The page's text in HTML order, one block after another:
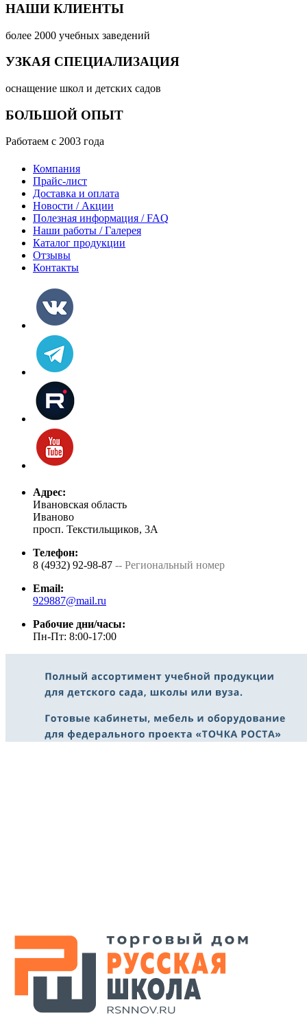
НАШИ КЛИЕНТЫ
более 2000 учебных заведений
УЗКАЯ СПЕЦИАЛИЗАЦИЯ
оснащение школ и детских садов
БОЛЬШОЙ ОПЫТ
Работаем с 2003 года
Компания
Прайс-лист
Доставка и оплата
Новости / Акции
Полезная информация / FAQ
Наши работы / Галерея
Каталог продукции
Отзывы
Контакты
Адрес:
Ивановская область
Иваново
просп. Текстильщиков, 3А
Телефон:
8 (4932) 92-98-87 -- Региональный номер
Email:
929887@mail.ru
Рабочие дни/часы:
Пн-Пт: 8:00-17:00